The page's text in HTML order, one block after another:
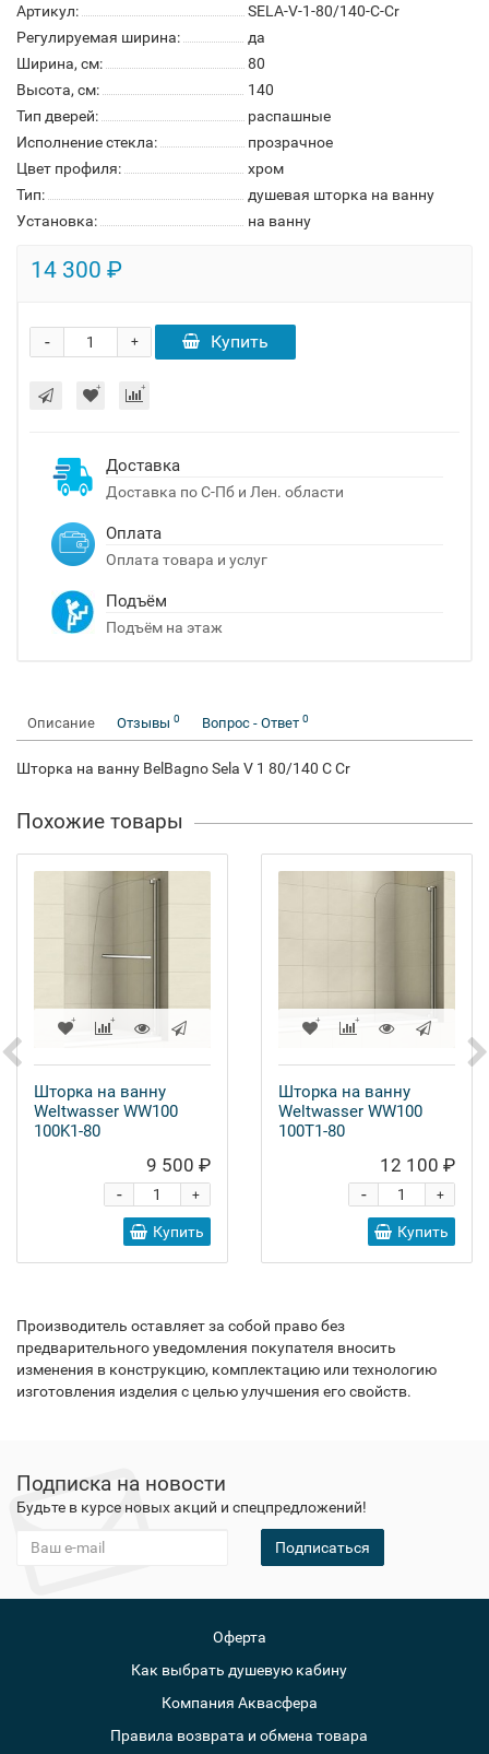
Артикул:
SELA-V-1-80/140-C-Cr
Регулируемая ширина:
да
Ширина, см:
80
Высота, см:
140
Тип дверей:
распашные
Исполнение стекла:
прозрачное
Цвет профиля:
хром
Тип:
душевая шторка на ванну
Установка:
на ванну
14 300 ₽
+
- Купить
Доставка
Доставка по С-Пб и Лен. области
Оплата
Оплата товара и услуг
Подъём
Подъём на этаж
Описание Отзывы 0 Вопрос - Ответ 0
Шторка на ванну BelBagno Sela V 1 80/140 C Cr
Похожие товары
Шторка на ванну
Weltwasser WW100
100K1-80
9 500 ₽
+
-
Купить
Шторка на ванну
Weltwasser WW100
100T1-80
12 100 ₽
+
-
Купить
Производитель оставляет за собой право без
предварительного уведомления покупателя вносить
изменения в конструкцию, комплектацию или технологию
изготовления изделия с целью улучшения его свойств.
Подписка на новости
Будьте в курсе новых акций и спецпредложений!
Подписаться
Оферта
Как выбрать душевую кабину
Компания Аквасфера
Правила возврата и обмена товара